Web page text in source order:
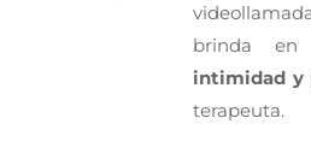
brinda
intimidad y
terapeuta.